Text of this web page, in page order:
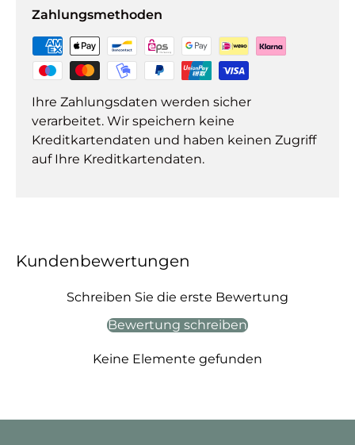
Zahlungsmethoden
Ihre Zahlungsdaten werden sicher
verarbeitet. Wir speichern keine
Kreditkartendaten und haben keinen Zugriff
auf Ihre Kreditkartendaten.
Kundenbewertungen
Schreiben Sie die erste Bewertung
Bewertung schreiben
Keine Elemente gefunden